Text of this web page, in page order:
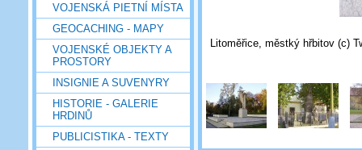
VOJENSKÁ PIETNÍ MÍSTA
GEOCACHING - MAPY
VOJENSKÉ OBJEKTY A
PROSTORY
INSIGNIE A SUVENYRY
HISTORIE - GALERIE
HRDINŮ
PUBLICISTIKA - TEXTY
Litoměřice, městký hřbitov (c)